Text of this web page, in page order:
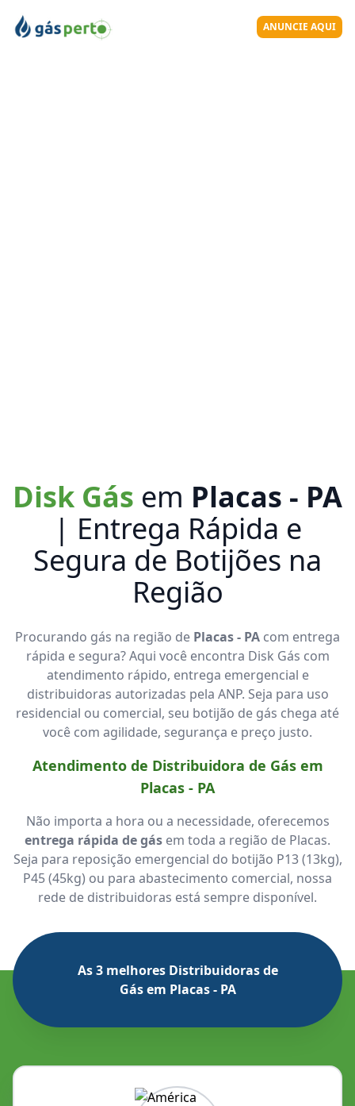
ANUNCIE AQUI
Disk Gás em Placas - PA
| Entrega Rápida e
Segura de Botijões na
Região
Procurando gás na região de Placas - PA com entrega
rápida e segura? Aqui você encontra Disk Gás com
atendimento rápido, entrega emergencial e
distribuidoras autorizadas pela ANP. Seja para uso
residencial ou comercial, seu botijão de gás chega até
você com agilidade, segurança e preço justo.
Atendimento de Distribuidora de Gás em
Placas - PA
Não importa a hora ou a necessidade, oferecemos
entrega rápida de gás em toda a região de Placas.
Seja para reposição emergencial do botijão P13 (13kg),
P45 (45kg) ou para abastecimento comercial, nossa
rede de distribuidoras está sempre disponível.
As 3 melhores Distribuidoras de
Gás em Placas - PA